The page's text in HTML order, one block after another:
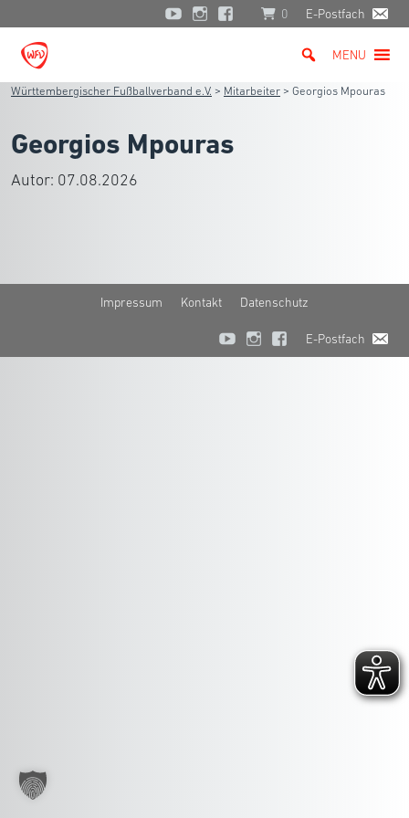
0 E-Postfach
MENU
Württembergischer Fußballverband e.V. > Mitarbeiter > Georgios Mpouras
Georgios Mpouras
Autor: 07.08.2026
Impressum Kontakt Datenschutz
E-Postfach